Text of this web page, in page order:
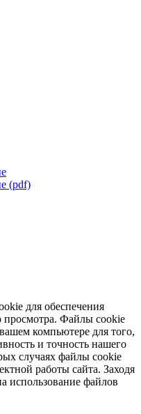
(pdf)
для обеспечения
просмотра. Файлы cookie
компьютере для того,
и точность нашего
случаях файлы cookie
работы сайта. Заходя
использование файлов